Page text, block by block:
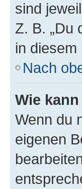
sind
Z. B. „Du
in diesem
Nach
Wie
Wenn du
eigenen